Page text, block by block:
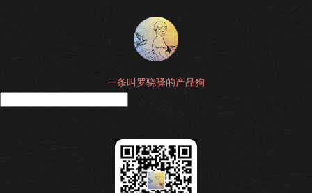
一条叫罗骁驿的产品狗